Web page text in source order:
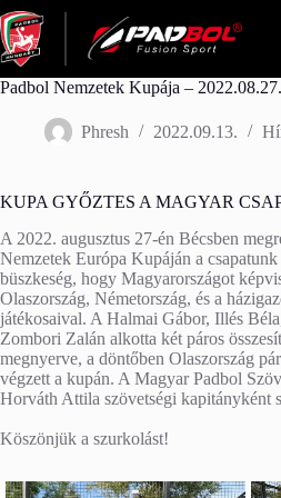
Skip
to
content
Padbol Nemzetek Kupája –
Phresh 2022.09.13.
KUPA GYŐZTES A MAGYAR
A 2022. augusztus 27-én Bécsben
Nemzetek Európa Kupáján a
büszkeség, hogy Magyarországot
Olaszország, Németország, és a
játékosaival. A Halmai Gábor, Illés
Zombori Zalán alkotta két páros
megnyerve, a döntőben Olaszország
végzett a kupán. A Magyar Padbol
Horváth Attila szövetségi kapitányként
Köszönjük a szurkolást!